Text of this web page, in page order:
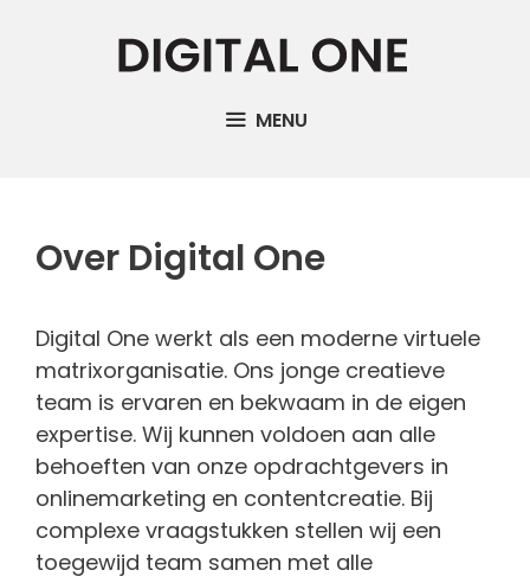
MENU
Over Digital One
Digital One werkt als een moderne virtuele
matrixorganisatie. Ons jonge creatieve
team is ervaren en bekwaam in de eigen
expertise. Wij kunnen voldoen aan alle
behoeften van onze opdrachtgevers in
onlinemarketing en contentcreatie. Bij
complexe vraagstukken stellen wij een
toegewijd team samen met alle